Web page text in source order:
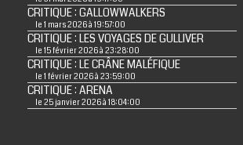
CRITIQUE : GALLOWWALKERS
le 1 mars 2026 à 19:57:00
CRITIQUE : LES VOYAGES DE GULLIVER
le 15 février 2026 à 23:28:00
CRITIQUE : LE CRÂNE MALÉFIQUE
le 1 février 2026 à 23:59:00
CRITIQUE : ARENA
le 25 janvier 2026 à 18:04:00